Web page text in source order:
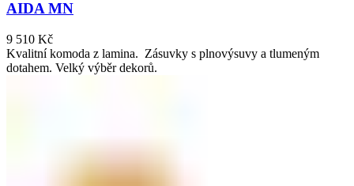
AIDA MN
9 510 Kč
Kvalitní komoda z lamina. Zásuvky s plnovýsuvy a tlumeným
dotahem. Velký výběr dekorů.